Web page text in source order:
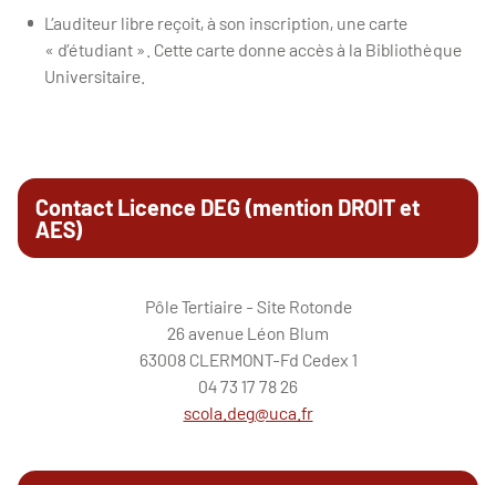
L’auditeur libre reçoit, à son inscription, une carte
« d’étudiant ». Cette carte donne accès à la Bibliothèque
Universitaire.
Contact Licence DEG (mention DROIT et
AES)
Pôle Tertiaire - Site Rotonde
26 avenue Léon Blum
63008 CLERMONT-Fd Cedex 1
04 73 17 78 26
scola.deg@uca.fr